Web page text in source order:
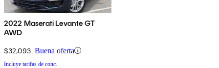
2022 Maserati Levante GT
AWD
$32,093 Buena oferta
Incluye tarifas de conc.